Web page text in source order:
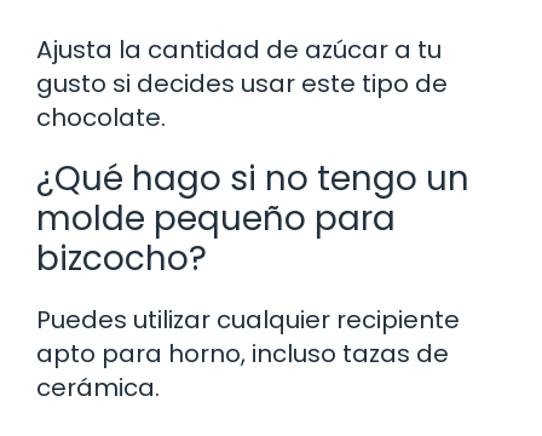
Ajusta la cantidad de azúcar a tu
gusto si decides usar este tipo de
chocolate.
¿Qué hago si no tengo un
molde pequeño para
bizcocho?
Puedes utilizar cualquier recipiente
apto para horno, incluso tazas de
cerámica.